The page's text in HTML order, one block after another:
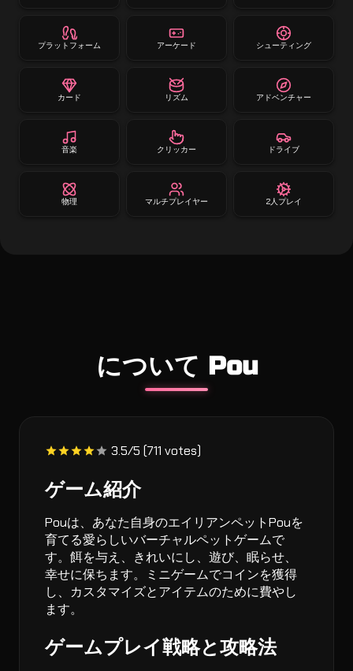
プラットフォーム アーケード シューティング
カード リズム アドベンチャー
音楽 クリッカー ドライブ
物理 マルチプレイヤー 2人プレイ
について Pou
3.5/5 (711 votes)
ゲーム紹介
Pouは、あなた自身のエイリアンペットPouを
育てる愛らしいバーチャルペットゲームで
す。餌を与え、きれいにし、遊び、眠らせ、
幸せに保ちます。ミニゲームでコインを獲得
し、カスタマイズとアイテムのために費やし
ます。
ゲームプレイ戦略と攻略法